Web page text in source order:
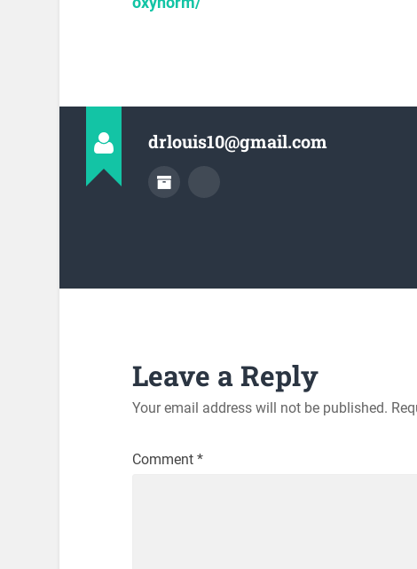
drlouis10@gmail.com
Leave a Reply
Your email address will not be published.
Comment *